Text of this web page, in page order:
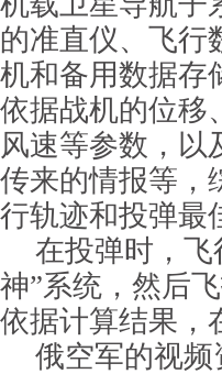
的准直仪、飞行
机和备用数据存
依据战机的位移
风速等参数，以
传来的情报等，
行轨迹和投弹最
在投弹时，
神”系统，然后
依据计算结果，
俄空军的视